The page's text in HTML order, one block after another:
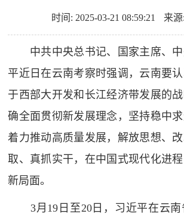
时间: 2025-03-21 08:59:21 来
中共中央总书记、国家主席、
平近日在云南考察时强调，云南要
于西部大开发和长江经济带发展的
确全面贯彻新发展理念，坚持稳中求
着力推动高质量发展，解放思想、
取、真抓实干，在中国式现代化进
新局面。
3月19日至20日，习近平在云